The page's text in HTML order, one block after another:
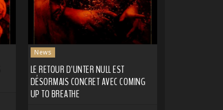
News
LE RETOUR D'UNTER NULL EST
DÉSORMAIS CONCRET AVEC COMING
UP TO BREATHE